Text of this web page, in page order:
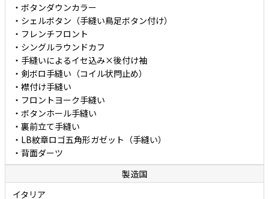
・ボタンダウンカラー
・シェルボタン（手縫い鳥足ボタン付け）
・フレンチフロント
・シングルラウンドカフ
・手縫いによるイセ込み×後付け袖
・剣ボロ手縫い（コイル状閂止め）
・襟付け手縫い
・フロントヨーク手縫い
・ボタンホール手縫い
・裏前立て手縫い
・LB紋章ロゴ五角形ガゼット（手縫い）
・背面ダーツ
製造国
イタリア